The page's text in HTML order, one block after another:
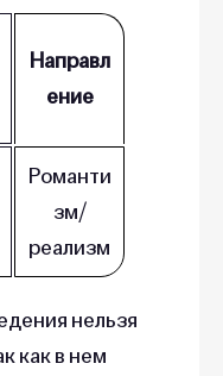
Направл
ение
Романти
зм/
реализм
нельзя
как в нем